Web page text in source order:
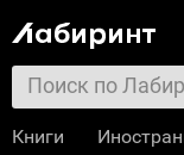
Книги